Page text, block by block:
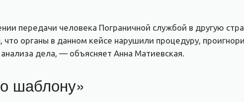
передачи человека Пограничной службой в другую
органы в данном кейсе нарушили процедуру,
дела, — объясняет Анна Матиевская.
шаблону»